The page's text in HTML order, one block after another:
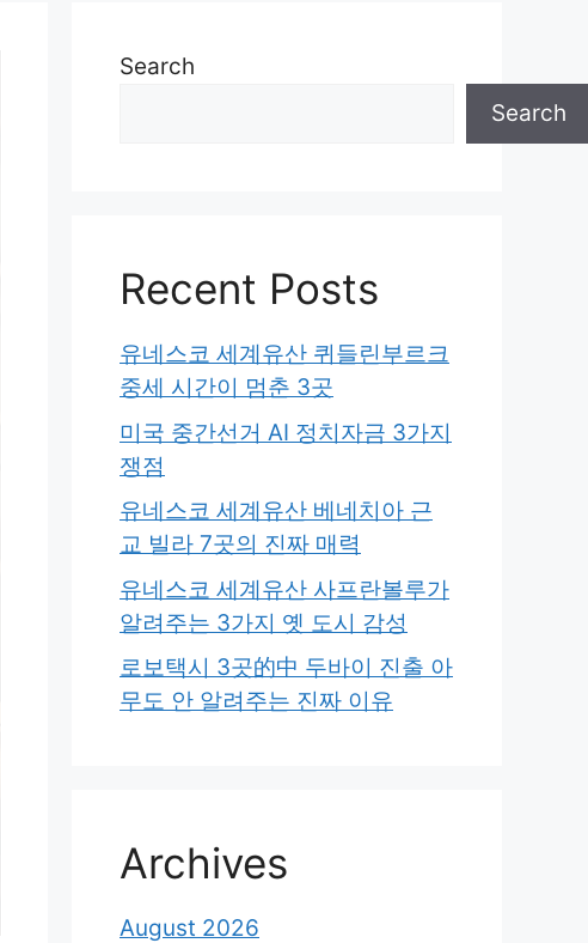
Search
Search
Recent Posts
유네스코 세계유산 퀴들린부르크
중세 시간이 멈춘 3곳
미국 중간선거 AI 정치자금 3가지
쟁점
유네스코 세계유산 베네치아 근
교 빌라 7곳의 진짜 매력
유네스코 세계유산 사프란볼루가
알려주는 3가지 옛 도시 감성
로보택시 3곳的中 두바이 진출 아
무도 안 알려주는 진짜 이유
Archives
August 2026